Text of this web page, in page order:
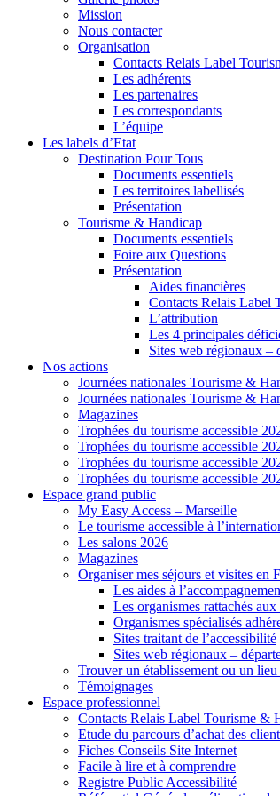
Mission
Nous contacter
Organisation
Contacts Relais Label
Les adhérents
Les partenaires
Les correspondants
L’équipe
Les labels d’Etat
Destination Pour Tous
Documents essentiels
Les territoires labellisés
Présentation
Tourisme & Handicap
Documents essentiels
Foire aux Questions
Présentation
Aides financières
Contacts Relais Label
L’attribution
Les 4 principales
Sites web régionaux –
Nos actions
Journées nationales Tourisme &
Journées nationales Tourisme &
Magazines
Trophées du tourisme accessible
Trophées du tourisme accessible
Trophées du tourisme accessible
Trophées du tourisme accessible
Espace grand public
My Easy Access – Marseille
Le tourisme accessible à
Les salons 2026
Magazines
Organiser mes séjours et visites en
Les aides à
Les organismes rattachés
Organismes spécialisés
Sites traitant de l’accessibilité
Sites web régionaux –
Trouver un établissement ou un
Témoignages
Espace professionnel
Contacts Relais Label Tourisme &
Etude du parcours d’achat des
Fiches Conseils Site Internet
Facile à lire et à comprendre
Registre Public Accessibilité